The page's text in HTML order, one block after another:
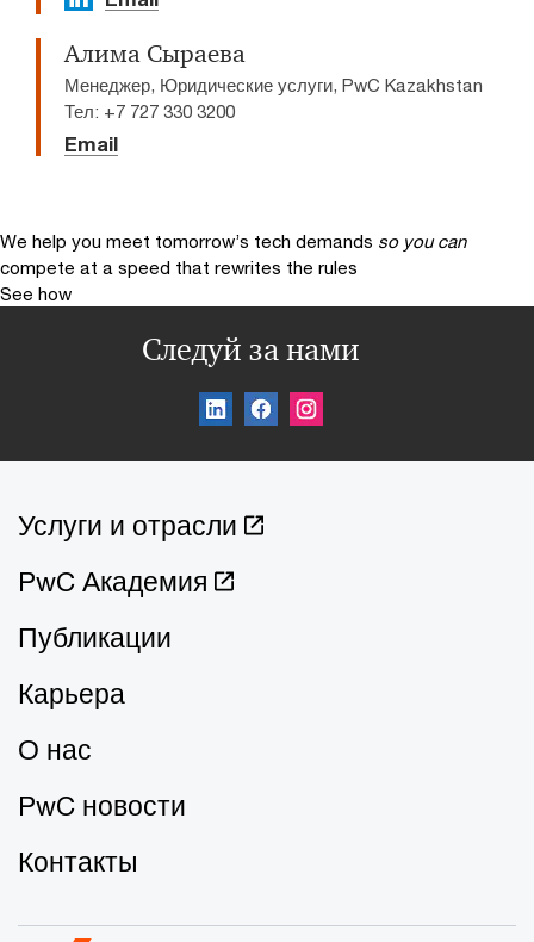
Алима Сыраева
Менеджер, Юридические услуги, PwC Kazakhstan
Тел: +7 727 330 3200
Email
We help you meet tomorrow’s tech demands so you can
compete at a speed that rewrites the rules
See how
Следуй за нами
Услуги и отрасли
PwC Академия
Публикации
Карьера
О нас
PwC новости
Контакты